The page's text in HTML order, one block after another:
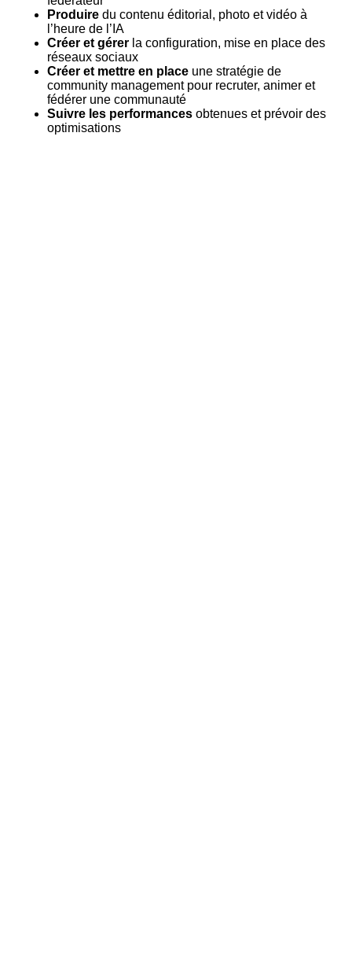
Produire du contenu éditorial, photo et vidéo à
l’heure de l’IA
Créer et gérer la configuration, mise en place des
réseaux sociaux
Créer et mettre en place une stratégie de
community management pour recruter, animer et
fédérer une communauté
Suivre les performances obtenues et prévoir des
optimisations